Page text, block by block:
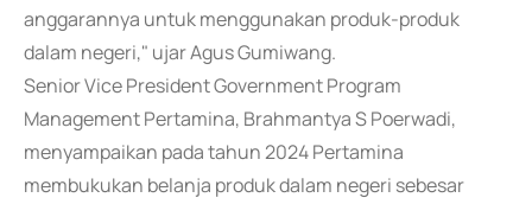
anggarannya untuk menggunakan produk-produk
dalam negeri," ujar Agus Gumiwang.
Senior Vice President Government Program
Management Pertamina, Brahmantya S Poerwadi,
menyampaikan pada tahun 2024 Pertamina
membukukan belanja produk dalam negeri sebesar